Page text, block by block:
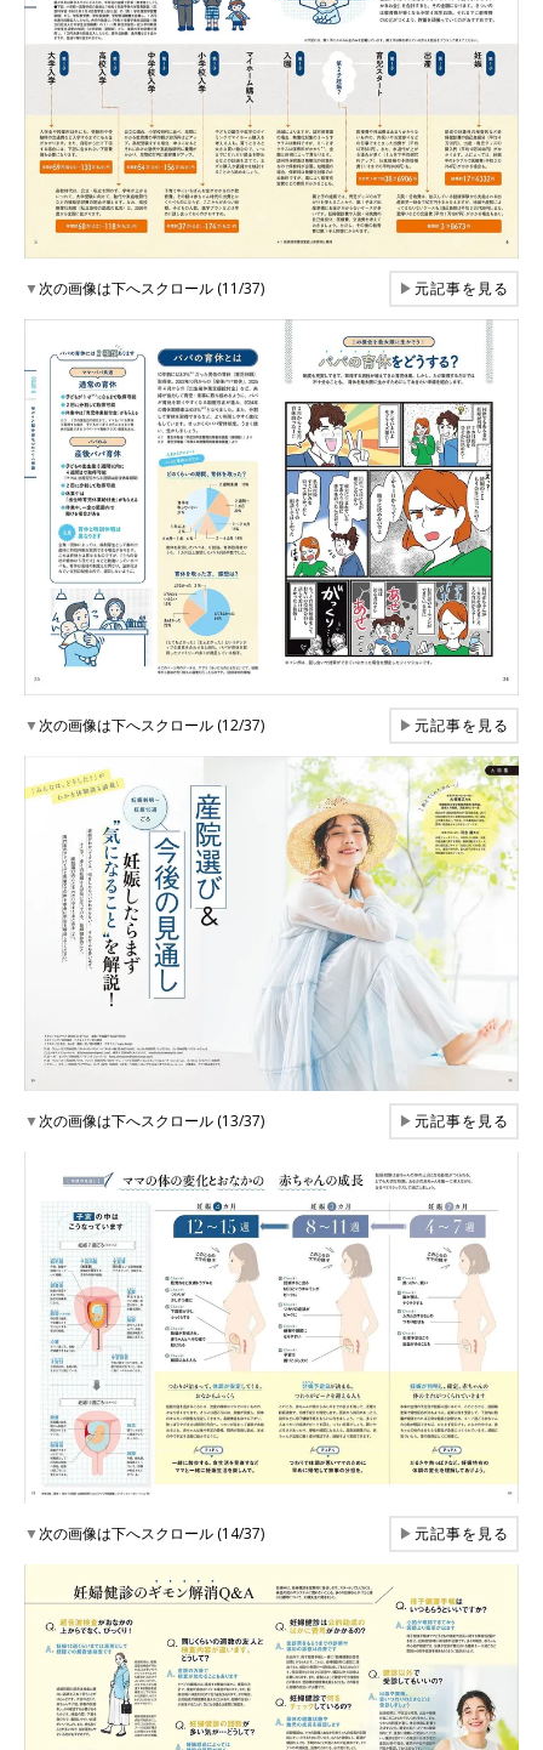
▼次の画像は下へスクロール (11/37) ▶元記事を見る
▼次の画像は下へスクロール (12/37) ▶元記事を見る
▼次の画像は下へスクロール (13/37) ▶元記事を見る
▼次の画像は下へスクロール (14/37) ▶元記事を見る